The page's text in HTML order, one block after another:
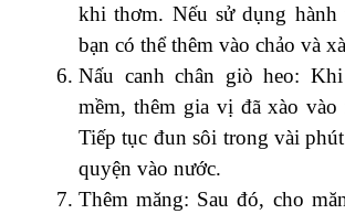
khi thơm. Nếu sử dụng
bạn có thể thêm vào chảo và
Nấu canh chân giò heo:
mềm, thêm gia vị đã xào
Tiếp tục đun sôi trong vài
quyện vào nước.
Thêm măng: Sau đó, cho